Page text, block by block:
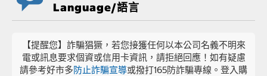
Language/語言
【提醒您】詐騙猖獗，若您接獲任何以本公司名義不明來
電或訊息要求個資或信用卡資訊，請拒絕回應！如有疑慮
請參考好市多防止詐騙宣導或撥打165防詐騙專線。登入購